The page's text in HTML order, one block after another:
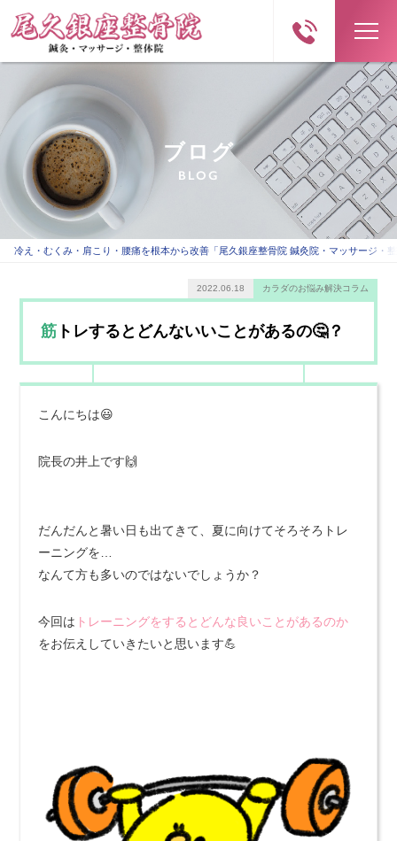
ブログ
BLOG
冷え・むくみ・肩こり・腰痛を根本から改善「尾久銀座整骨院 鍼灸院・マッサージ・
筋トレするとどんないいことがあるの🤔？
2022.06.18 カラダのお悩み解決コラム
こんにちは😃
院長の井上です🙌
だんだんと暑い日も出てきて、夏に向けてそろそろトレ
ーニングを…
なんて方も多いのではないでしょうか？
今回は トレーニングをするとどんな良いことがあるのか
をお伝えしていきたいと思います💪